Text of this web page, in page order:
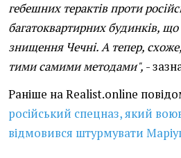
гебешних терактів проти
багатоквартирних будинків,
знищення Чечні. А тепер,
тими самими методами", -
Раніше на Realist.online
російський спецназ, який
відмовився штурмувати